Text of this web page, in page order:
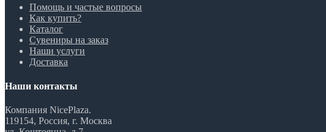
Помощь и частые вопросы
Как купить?
Каталог
Сувениры на заказ
Наши услуги
Доставка
Наши контакты
Компания NicePlaza.
119154, Россия, г. Москва